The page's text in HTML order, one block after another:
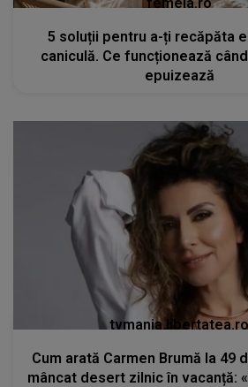
5 soluții pentru a-ți recăpăta
caniculă. Ce funcționează
epuizează
Cum arată Carmen Brumă la 49
mâncat desert zilnic în vacanță: